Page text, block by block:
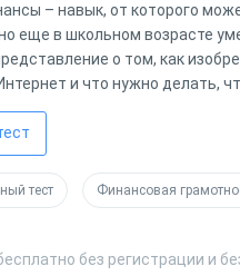
– навык, от которого
еще в школьном возрасте
о том, как
и что нужно делать,
тест Финансовая
без регистрации и